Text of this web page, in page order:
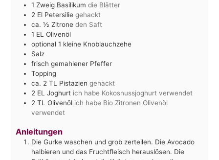
1 Zweig Basilikum die Blätter
2 El Petersilie gehackt
ca. ½Zitrone den Saft
1 EL Olivenöl
optional 1 kleine Knoblauchzehe
Salz
frisch gemahlener Pfeffer
Topping
ca. 2 TL Pistazien gehackt
2 EL Joghurt ich habe Kokosnussjoghurt verwendet
2 TL Olivenöl ich habe Bio Zitronen Olivenöl
verwendet
Anleitungen
Die Gurke waschen und grob zerteilen. Die Avocado
halbieren und das Fruchtfleisch herauslösen. Die